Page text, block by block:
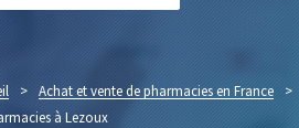
> Achat et vente de pharmacies en France >
à Lezoux